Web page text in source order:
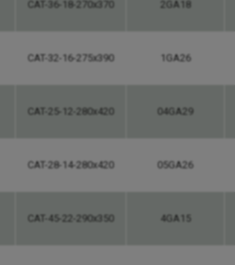
CAT-36-18-270x370 2GA18
CAT-32-16-275x390 1GA26
CAT-25-12-280x420 04GA29
CAT-28-14-280x420 05GA26
CAT-45-22-290x350 4GA15